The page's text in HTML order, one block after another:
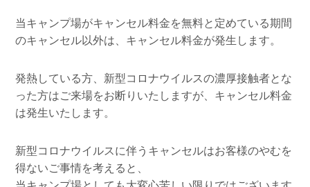
当キャンプ場がキャンセル料金を無料と定めている期間
のキャンセル以外は、キャンセル料金が発生します。
発熱している方、新型コロナウイルスの濃厚接触者とな
った方はご来場をお断りいたしますが、キャンセル料金
は発生いたします。
新型コロナウイルスに伴うキャンセルはお客様のやむを
得ないご事情を考えると、